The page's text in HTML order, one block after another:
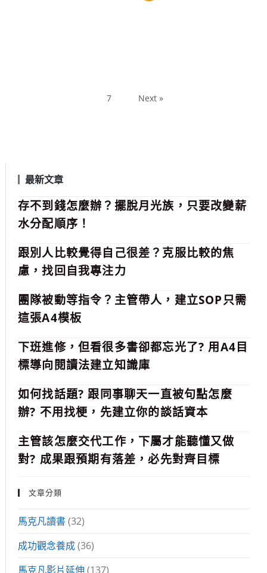
7 Next »
最新文章
存不到錢怎麼辦？擺脫月光族，只要改變薪
水分配順序！
跟別人比較覺得自己很差？克服比較的焦
慮，找回自我專注力
團隊被動等指令？主管帶人，建立SOP只需
這張A4模板
下班進修，但看很多書卻都忘光了? 用A4目
標導向閱讀法建立知識庫
如何找話題? 跟同事聊天一直被句點怎麼
辦? 不用找梗，先建立你的談話資本
主管該怎麼交代工作，下屬才能聽懂又做
對? 成果跟預期有落差，必先對齊目標
文章分類
馬克凡讀書(32)
成功觀念養成(36)
馬克凡影片延伸 (137)